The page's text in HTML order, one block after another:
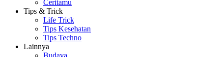
Ceritamu
Tips & Trick
Life Trick
Tips Kesehatan
Tips Techno
Lainnya
Budaya